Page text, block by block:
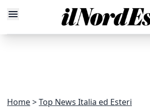
Home Top News Italia ed Esteri